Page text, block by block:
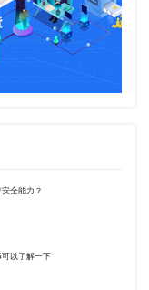
全能力？
以了解一下